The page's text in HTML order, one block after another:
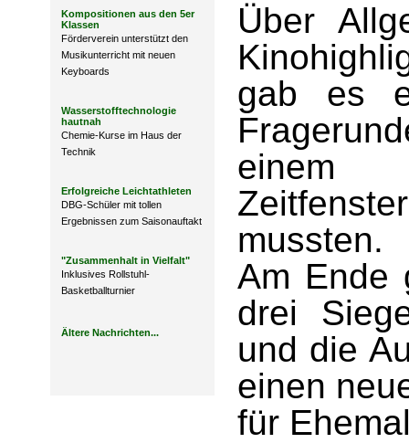
Kompositionen aus den 5er
Klassen
Förderverein unterstützt den
Musikunterricht mit neuen
Keyboards
Wasserstofftechnologie
hautnah
Chemie-Kurse im Haus der
Technik
Erfolgreiche Leichtathleten
DBG-Schüler mit tollen
Ergebnissen zum Saisonauftakt
"Zusammenhalt in Vielfalt"
Inklusives Rollstuhl-
Basketballturnier
Ältere Nachrichten...
Über
gab es
einem
mussten.
Am Ende
drei
und die
einen
für